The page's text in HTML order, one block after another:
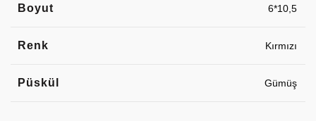
Boyut 6*10,5
Renk Kırmızı
Püskül Gümüş